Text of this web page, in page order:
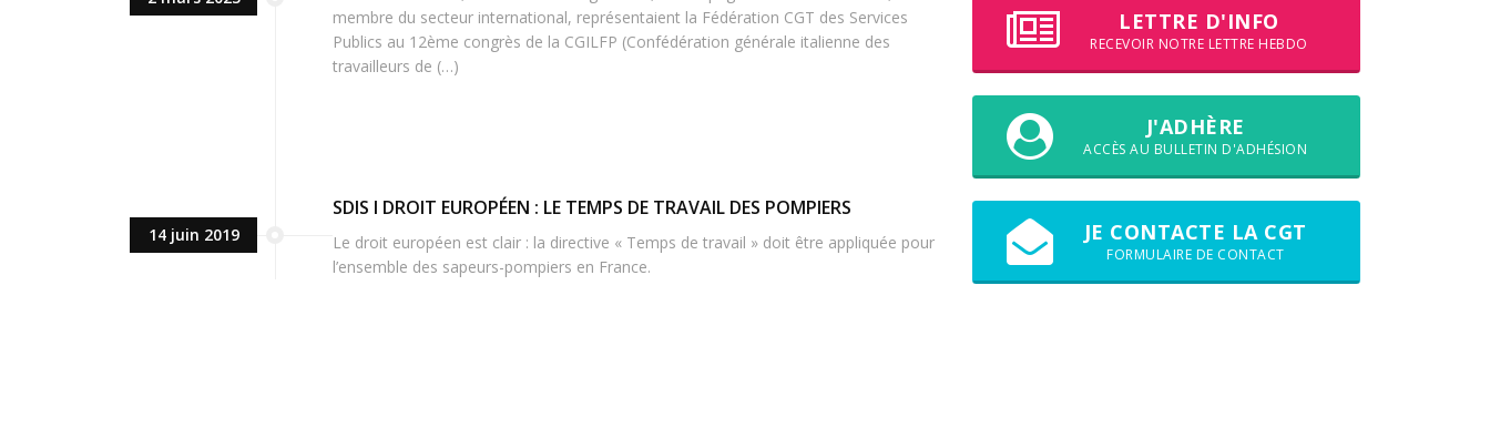
membre du secteur international, représentaient la Fédération CGT des Services
Publics au 12ème congrès de la CGILFP (Confédération générale italienne des
travailleurs de (…)
14 juin 2019
SDIS I DROIT EUROPÉEN : LE TEMPS DE TRAVAIL DES POMPIERS
Le droit européen est clair : la directive « Temps de travail » doit être appliquée pour
l’ensemble des sapeurs-pompiers en France.
LETTRE D'INFO
RECEVOIR NOTRE LETTRE HEBDO
J'ADHÈRE
ACCÈS AU BULLETIN D'ADHÉSION
JE CONTACTE LA CGT
FORMULAIRE DE CONTACT